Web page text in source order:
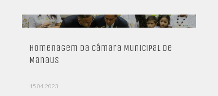
Homenagem da Câmara Municipal de
Manaus
15.04.2023